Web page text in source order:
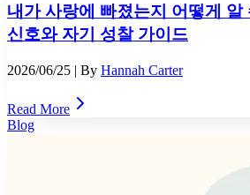
내가 사랑에 빠졌는지 어떻게 알
신호와 자기 성찰 가이드
2026/06/25 | By Hannah Carter
Read More
Blog